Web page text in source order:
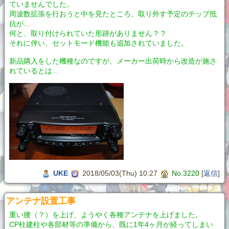
ていませんでした。
周波数拡張を行おうと中を見たところ、取り外す予定のチップ抵
抗が…
何と、取り付けられていた形跡がありません？？
それに伴い、セットモード機能も追加されていました。
新品購入をした機種なのですが、メーカー出荷時から改造が施さ
れているとは…
UKE 2018/05/03(Thu) 10:27 No.3220 [返信]
アンテナ設置工事
重い腰（？）を上げ、ようやく各種アンテナを上げました。
CP柱建柱や各部材等の準備から、既に1年4ヶ月が経ってしまい